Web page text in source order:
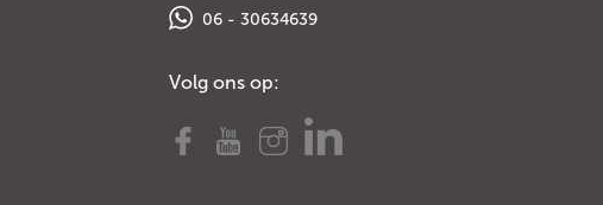
06 - 30634639
Volg ons op: